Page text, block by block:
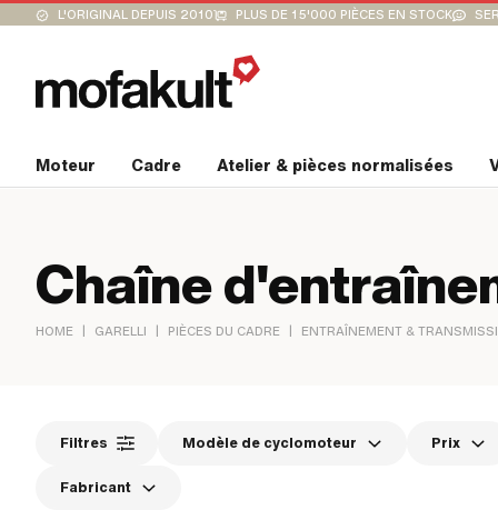
L'ORIGINAL DEPUIS 2010 PLUS DE 15'000 PIÈCES EN STOCK
Moteur Cadre Atelier & pièces normalisées
Chaîne
HOME | GARELLI | PIÈCES DU CADRE | ENTRAÎNEMENT &
Filtres Modèle de cyclomoteur Prix
Fabricant